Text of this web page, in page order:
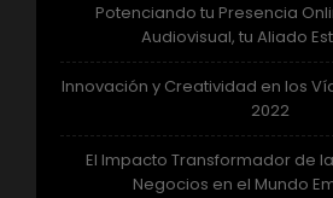
Potenciando tu Presencia
Audiovisual, tu Aliado
Innovación y Creatividad en los
2022
El Impacto Transformador de
Negocios en el Mundo